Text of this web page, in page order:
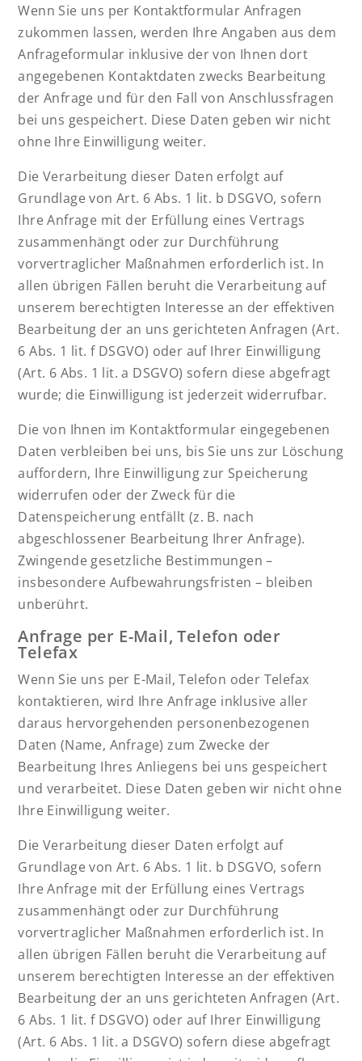
Wenn Sie uns per Kontaktformular Anfragen
zukommen lassen, werden Ihre Angaben aus dem
Anfrageformular inklusive der von Ihnen dort
angegebenen Kontaktdaten zwecks Bearbeitung
der Anfrage und für den Fall von Anschlussfragen
bei uns gespeichert. Diese Daten geben wir nicht
ohne Ihre Einwilligung weiter.
Die Verarbeitung dieser Daten erfolgt auf
Grundlage von Art. 6 Abs. 1 lit. b DSGVO, sofern
Ihre Anfrage mit der Erfüllung eines Vertrags
zusammenhängt oder zur Durchführung
vorvertraglicher Maßnahmen erforderlich ist. In
allen übrigen Fällen beruht die Verarbeitung auf
unserem berechtigten Interesse an der effektiven
Bearbeitung der an uns gerichteten Anfragen (Art.
6 Abs. 1 lit. f DSGVO) oder auf Ihrer Einwilligung
(Art. 6 Abs. 1 lit. a DSGVO) sofern diese abgefragt
wurde; die Einwilligung ist jederzeit widerrufbar.
Die von Ihnen im Kontaktformular eingegebenen
Daten verbleiben bei uns, bis Sie uns zur Löschung
auffordern, Ihre Einwilligung zur Speicherung
widerrufen oder der Zweck für die
Datenspeicherung entfällt (z. B. nach
abgeschlossener Bearbeitung Ihrer Anfrage).
Zwingende gesetzliche Bestimmungen –
insbesondere Aufbewahrungsfristen – bleiben
unberührt.
Anfrage per E-Mail, Telefon oder
Telefax
Wenn Sie uns per E-Mail, Telefon oder Telefax
kontaktieren, wird Ihre Anfrage inklusive aller
daraus hervorgehenden personenbezogenen
Daten (Name, Anfrage) zum Zwecke der
Bearbeitung Ihres Anliegens bei uns gespeichert
und verarbeitet. Diese Daten geben wir nicht ohne
Ihre Einwilligung weiter.
Die Verarbeitung dieser Daten erfolgt auf
Grundlage von Art. 6 Abs. 1 lit. b DSGVO, sofern
Ihre Anfrage mit der Erfüllung eines Vertrags
zusammenhängt oder zur Durchführung
vorvertraglicher Maßnahmen erforderlich ist. In
allen übrigen Fällen beruht die Verarbeitung auf
unserem berechtigten Interesse an der effektiven
Bearbeitung der an uns gerichteten Anfragen (Art.
6 Abs. 1 lit. f DSGVO) oder auf Ihrer Einwilligung
(Art. 6 Abs. 1 lit. a DSGVO) sofern diese abgefragt